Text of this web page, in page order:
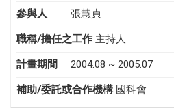
參與人 張慧貞
職稱/擔任之工作 主持人
計畫期間 2004.08 ~ 2005.07
補助/委託或合作機構 國科會